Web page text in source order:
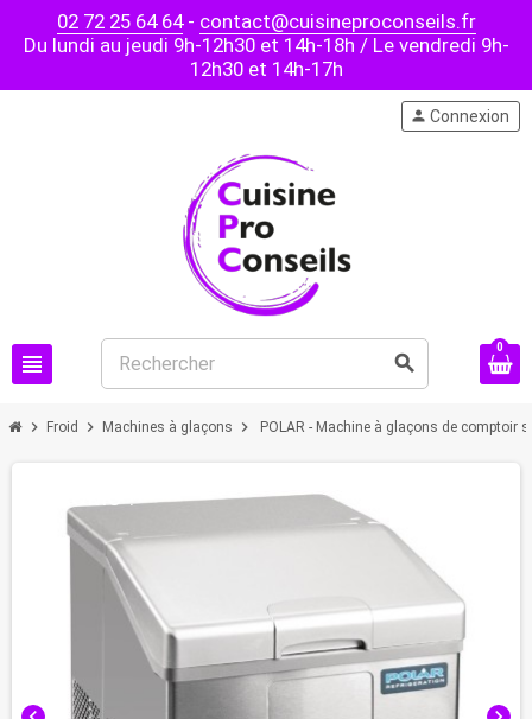
02 72 25 64 64- contact@cuisineproconseils.fr
Du lundi au jeudi 9h-12h30 et 14h-18h / Le vendredi 9h-
12h30 et 14h-17h
view_headline search
person Connexion
0
chevron_right Froid chevron_right Machines à glaçons chevron_right POLAR - Machine à glaçons de comptoir
PROMO !